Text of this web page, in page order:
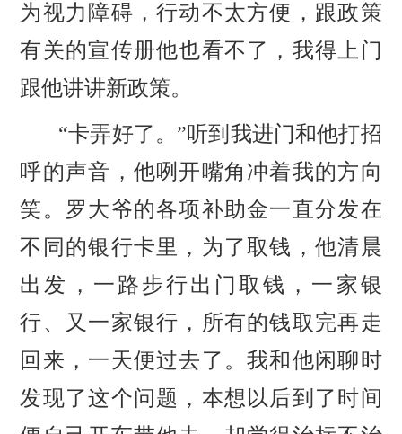
为视力障碍，行动不太方便，跟政策
有关的宣传册他也看不了，我得上门
跟他讲讲新政策。
“卡弄好了。”听到我进门和他打招
呼的声音，他咧开嘴角冲着我的方向
笑。罗大爷的各项补助金一直分发在
不同的银行卡里，为了取钱，他清晨
出发，一路步行出门取钱，一家银
行、又一家银行，所有的钱取完再走
回来，一天便过去了。我和他闲聊时
发现了这个问题，本想以后到了时间